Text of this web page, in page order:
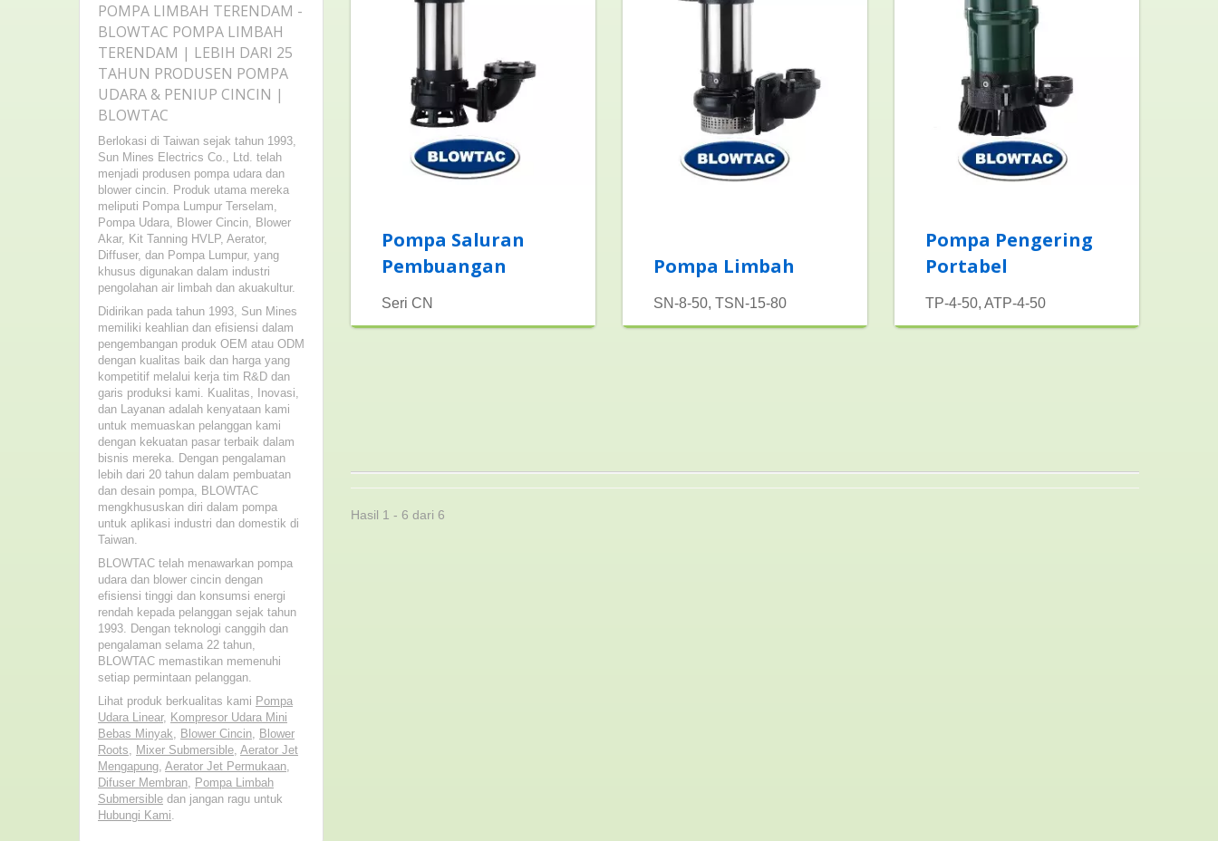
POMPA LIMBAH TERENDAM -
BLOWTAC POMPA LIMBAH
TERENDAM | LEBIH DARI 25
TAHUN PRODUSEN POMPA
UDARA & PENIUP CINCIN |
BLOWTAC
Berlokasi di Taiwan sejak tahun 1993,
Sun Mines Electrics Co., Ltd. telah
menjadi produsen pompa udara dan
blower cincin. Produk utama mereka
meliputi Pompa Lumpur Terselam,
Pompa Udara, Blower Cincin, Blower
Akar, Kit Tanning HVLP, Aerator,
Diffuser, dan Pompa Lumpur, yang
khusus digunakan dalam industri
pengolahan air limbah dan akuakultur.
Didirikan pada tahun 1993, Sun Mines
memiliki keahlian dan efisiensi dalam
pengembangan produk OEM atau ODM
dengan kualitas baik dan harga yang
kompetitif melalui kerja tim R&D dan
garis produksi kami. Kualitas, Inovasi,
dan Layanan adalah kenyataan kami
untuk memuaskan pelanggan kami
dengan kekuatan pasar terbaik dalam
bisnis mereka. Dengan pengalaman
lebih dari 20 tahun dalam pembuatan
dan desain pompa, BLOWTAC
mengkhususkan diri dalam pompa
untuk aplikasi industri dan domestik di
Taiwan.
BLOWTAC telah menawarkan pompa
udara dan blower cincin dengan
efisiensi tinggi dan konsumsi energi
rendah kepada pelanggan sejak tahun
1993. Dengan teknologi canggih dan
pengalaman selama 22 tahun,
BLOWTAC memastikan memenuhi
setiap permintaan pelanggan.
Lihat produk berkualitas kami Pompa
Udara Linear, Kompresor Udara Mini
Bebas Minyak, Blower Cincin, Blower
Roots, Mixer Submersible, Aerator Jet
Mengapung, Aerator Jet Permukaan,
Difuser Membran, Pompa Limbah
Submersible dan jangan ragu untuk
Hubungi Kami.
Pompa Saluran
Pembuangan
Seri CN
Pompa Limbah
SN-8-50, TSN-15-80
Pompa Pengering
Portabel
TP-4-50, ATP-4-50
Hasil 1 - 6 dari 6